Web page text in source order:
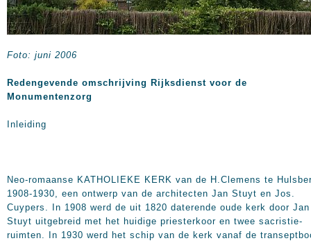
Foto: juni 2006
Redengevende omschrijving Rijksdienst voor de
Monumentenzorg
Inleiding
Neo-romaanse KATHOLIEKE KERK van de H.Clemens te
1908-1930, een ontwerp van de architecten Jan Stuyt en Jos.
Cuypers. In 1908 werd de uit 1820 daterende oude kerk door Jan
Stuyt uitgebreid met het huidige priesterkoor en twee sacristie-
ruimten. In 1930 werd het schip van de kerk vanaf de